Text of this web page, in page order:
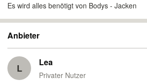
Es wird alles benötigt von Bodys - Jacken
Anbieter
L Lea
Privater Nutzer